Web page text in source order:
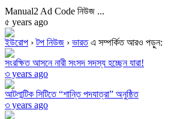
Manual2 Ad Code নিউজ ...
৫ years ago
ইউরোপ ›টপ নিউজ › ভারতএ সম্পর্কিত আরও পড়ুন:
সংরক্ষিত আসনে নারী সংসদ সদস্য হচ্ছেন যারা!
৩ years ago
আটলান্টিক সিটিতে “শান্তি পদযাত্রা” অনুষ্ঠিত
৩ years ago